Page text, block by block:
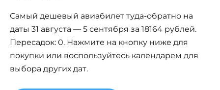
Самый дешевый авиабилет туда-обратно на
даты 31 августа — 5 сентября за 18164 рублей.
Пересадок: 0. Нажмите на кнопку ниже для
покупки или воспользуйтесь календарем для
выбора других дат.